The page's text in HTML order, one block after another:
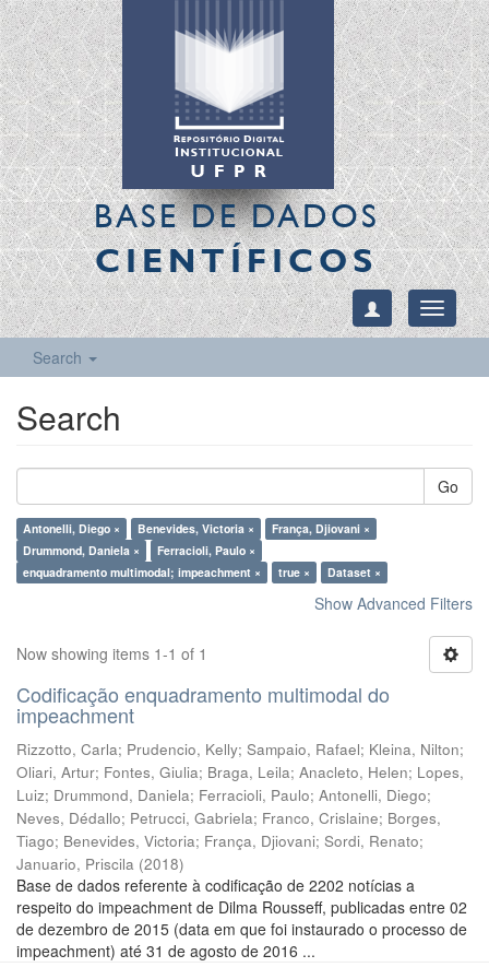
BASE DE DADOS
CIENTÍFICOS
Toggle
Search
Search
Go
Antonelli, Diego × Benevides, Victoria ×
França, Djiovani ×
Drummond, Daniela ×
Ferracioli, Paulo ×
enquadramento multimodal; impeachment ×
true × Dataset ×
Show Advanced Filters
Now showing items 1-1 of 1
Codificação enquadramento multimodal do
impeachment
Rizzotto, Carla; Prudencio, Kelly; Sampaio, Rafael; Kleina, Nilton;
Oliari, Artur; Fontes, Giulia; Braga, Leila; Anacleto, Helen; Lopes,
Luiz; Drummond, Daniela; Ferracioli, Paulo; Antonelli, Diego;
Neves, Dédallo; Petrucci, Gabriela; Franco, Crislaine; Borges,
Tiago; Benevides, Victoria; França, Djiovani; Sordi, Renato;
Januario, Priscila (2018)
Base de dados referente à codificação de 2202 notícias a
respeito do impeachment de Dilma Rousseff, publicadas entre 02
de dezembro de 2015 (data em que foi instaurado o processo de
impeachment) até 31 de agosto de 2016 ...